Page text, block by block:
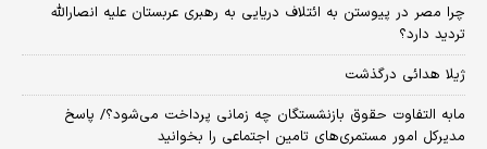
چرا مصر در پیوستن به ائتلاف دریایی به رهبری عربستان علیه انصارالله
تردید دارد؟
ژیلا هدائی درگذشت
مابه التفاوت حقوق بازنشستگان چه زمانی پرداخت می‌شود؟/ پاسخ
مدیرکل امور مستمری‌های تامین اجتماعی را بخوانید